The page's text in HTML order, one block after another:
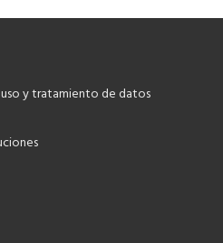
y tratamiento de datos